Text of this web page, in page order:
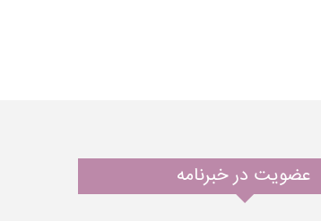
عضویت در خبرنامه